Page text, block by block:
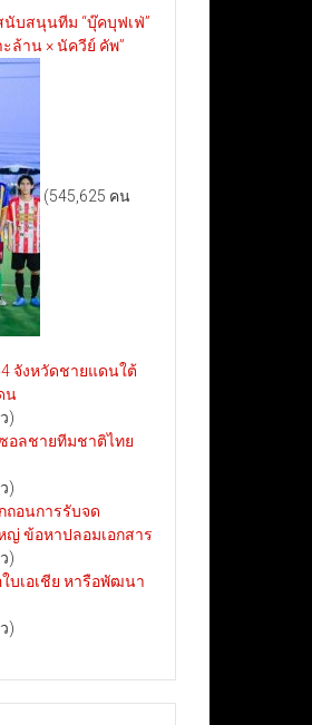
นับสนุนทีม “บุ๊คบุฟเฟ่”
ล้าน × นัควีย์ คัพ”
(545,625 คน
จังหวัดชายแดนใต้
น
)
อลชายทีมชาติไทย
)
กถอนการรับจด
ข้อหาปลอมเอกสาร
)
บเอเชีย หารือพัฒนา
)